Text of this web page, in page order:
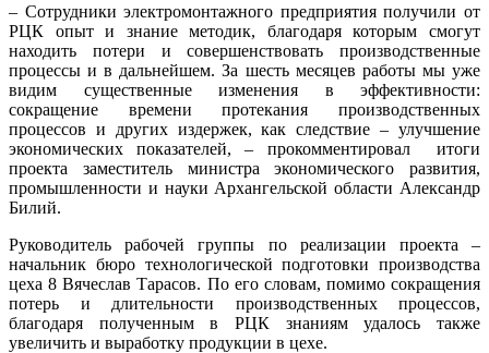
– Сотрудники электромонтажного предприятия получили от
РЦК опыт и знание методик, благодаря которым смогут
находить потери и совершенствовать производственные
процессы и в дальнейшем. За шесть месяцев работы мы уже
видим существенные изменения в эффективности:
сокращение времени протекания производственных
процессов и других издержек, как следствие – улучшение
экономических показателей, – прокомментировал итоги
проекта заместитель министра экономического развития,
промышленности и науки Архангельской области Александр
Билий.
Руководитель рабочей группы по реализации проекта –
начальник бюро технологической подготовки производства
цеха 8 Вячеслав Тарасов. По его словам, помимо сокращения
потерь и длительности производственных процессов,
благодаря полученным в РЦК знаниям удалось также
увеличить и выработку продукции в цехе.